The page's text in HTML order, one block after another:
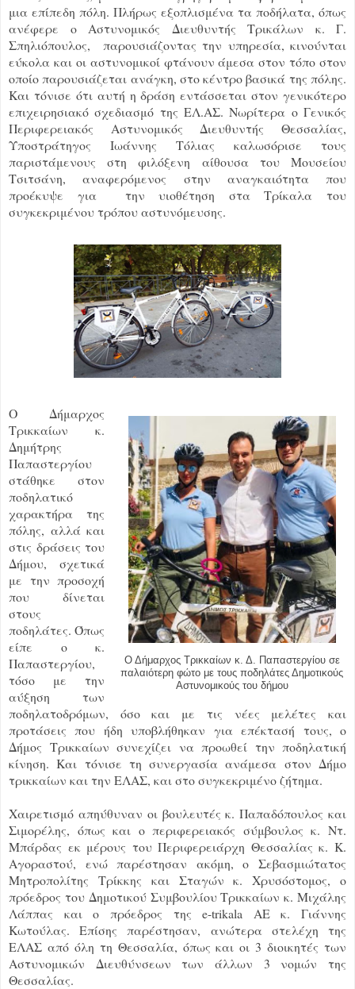
μια επίπεδη πόλη. Πλήρως εξοπλισμένα τα ποδήλατα, όπως
ανέφερε ο Αστυνομικός Διευθυντής Τρικάλων κ. Γ.
Σπηλιόπουλος, παρουσιάζοντας την υπηρεσία, κινούνται
εύκολα και οι αστυνομικοί φτάνουν άμεσα στον τόπο στον
οποίο παρουσιάζεται ανάγκη, στο κέντρο βασικά της πόλης.
Και τόνισε ότι αυτή η δράση εντάσσεται στον γενικότερο
επιχειρησιακό σχεδιασμό της ΕΛ.ΑΣ. Νωρίτερα ο Γενικός
Περιφερειακός Αστυνομικός Διευθυντής Θεσσαλίας,
Υποστράτηγος Ιωάννης Τόλιας καλωσόρισε τους
παριστάμενους στη φιλόξενη αίθουσα του Μουσείου
Τσιτσάνη, αναφερόμενος στην αναγκαιότητα που
προέκυψε για την υιοθέτηση στα Τρίκαλα του
συγκεκριμένου τρόπου αστυνόμευσης.
Ο Δήμαρχος Τρικκαίων κ. Δ. Παπαστεργίου σε
παλαιότερη φώτο με τους ποδηλάτες Δημοτικούς
Αστυνομικούς του δήμου
Ο Δήμαρχος
Τρικκαίων κ.
Δημήτρης
Παπαστεργίου
στάθηκε στον
ποδηλατικό
χαρακτήρα της
πόλης, αλλά και
στις δράσεις του
Δήμου, σχετικά
με την προσοχή
που δίνεται
στους
ποδηλάτες. Όπως
είπε ο κ.
Παπαστεργίου,
τόσο με την
αύξηση των
ποδηλατοδρόμων, όσο και με τις νέες μελέτες και
προτάσεις που ήδη υποβλήθηκαν για επέκτασή τους, ο
Δήμος Τρικκαίων συνεχίζει να προωθεί την ποδηλατική
κίνηση. Και τόνισε τη συνεργασία ανάμεσα στον Δήμο
τρικκαίων και την ΕΛΑΣ, και στο συγκεκριμένο ζήτημα.
Χαιρετισμό απηύθυναν οι βουλευτές κ. Παπαδόπουλος και
Σιμορέλης, όπως και ο περιφερειακός σύμβουλος κ. Ντ.
Μπάρδας εκ μέρους του Περιφερειάρχη Θεσσαλίας κ. Κ.
Αγοραστού, ενώ παρέστησαν ακόμη, ο Σεβασμιώτατος
Μητροπολίτης Τρίκκης και Σταγών κ. Χρυσόστομος, ο
πρόεδρος του Δημοτικού Συμβουλίου Τρικκαίων κ. Μιχάλης
Λάππας και ο πρόεδρος της e-trikala ΑΕ κ. Γιάννης
Κωτούλας. Επίσης παρέστησαν, ανώτερα στελέχη της
ΕΛΑΣ από όλη τη Θεσσαλία, όπως και οι 3 διοικητές των
Αστυνομικών Διευθύνσεων των άλλων 3 νομών της
Θεσσαλίας.